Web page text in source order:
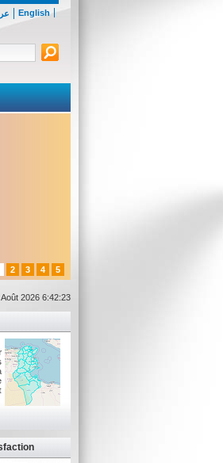
English
2 3 4 5
2026 6:42:23